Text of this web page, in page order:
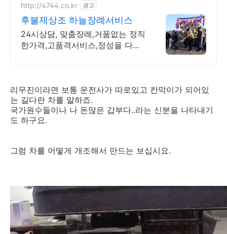
http://4744.co.kr 광고
후불제상조 하늘장례서비스
24시상담, 맞춤장례,거품없는 정직
한가격,고품격서비스,정성을 다하
리무진이라면 보통 운전사가 따로있고 칸막이가 되어있
는 길다란 차를 말하죠.
국가원수들이나 나 돈많은 갑부다..라는 신분을 나타내기
도 하구요.
그럼 차를 어떻게 개조해서 만드는 보십시요.